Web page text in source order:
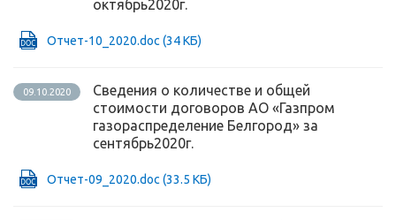
октябрь2020г.
Отчет-10_2020.doc (34 КБ)
09.10.2020
Сведения о количестве и общей
стоимости договоров АО «Газпром
газораспределение Белгород» за
сентябрь2020г.
Отчет-09_2020.doc (33.5 КБ)